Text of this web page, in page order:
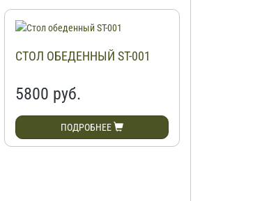
СТОЛ ОБЕДЕННЫЙ ST-001
5800 руб.
ПОДРОБНЕЕ